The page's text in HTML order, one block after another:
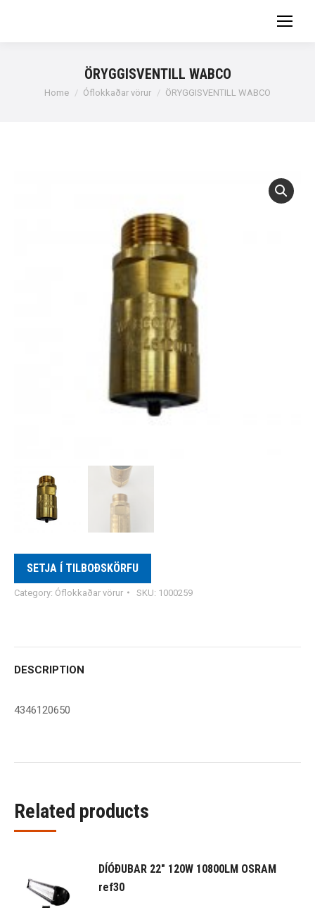
ÖRYGGISVENTILL WABCO
You are here:
Home Óflokkaðar vörur ÖRYGGISVENTILL WABCO
SETJA Í TILBOÐSKÖRFU
Category: Óflokkaðar vörur SKU: 1000259
DESCRIPTION
4346120650
Related products
DÍÓÐUBAR 22" 120W 10800LM OSRAM
ref30